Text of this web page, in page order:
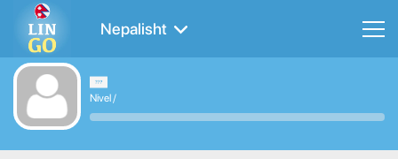
Nepalisht
Nivel/